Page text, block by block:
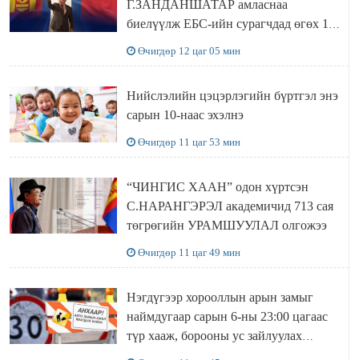
Г.ЗАНДАНШАТАР амласнаа
биелүүлж ЕБС-ийн сурагчдад өгөх 10.
Өчигдөр 12 цаг 05 мин
Нийслэлийн цэцэрлэгийн бүртгэл энэ
сарын 10-наас эхэлнэ
Өчигдөр 11 цаг 53 мин
“ЧИНГИС ХААН” одон хүртсэн
С.НАРАНГЭРЭЛ академичид 713 сая
төгрөгийн УРАМШУУЛАЛ олгожээ
Өчигдөр 11 цаг 49 мин
Нэгдүгээр хорооллын арын замыг
наймдугаар сарын 6-ны 23:00 цагаас
түр хааж, борооны ус зайлуулах